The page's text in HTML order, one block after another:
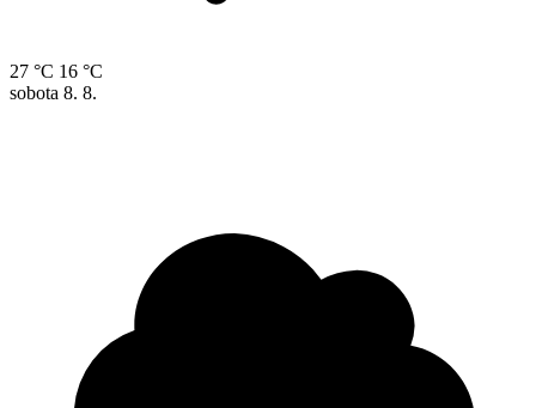
27 °C 16 °C
sobota 8. 8.